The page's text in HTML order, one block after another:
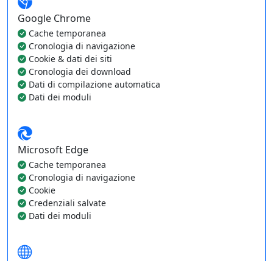
Google Chrome
Cache temporanea
Cronologia di navigazione
Cookie & dati dei siti
Cronologia dei download
Dati di compilazione automatica
Dati dei moduli
Microsoft Edge
Cache temporanea
Cronologia di navigazione
Cookie
Credenziali salvate
Dati dei moduli